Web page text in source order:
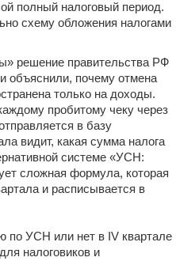
полный налоговый период.
схему обложения налогами
решение правительства РФ
объяснили, почему отмена
только на доходы.
пробитому чеку через
в базу
видит, какая сумма налога
системе «УСН:
сложная формула, которая
и расписывается в
по УСН или нет в IV квартале
налоговиков и